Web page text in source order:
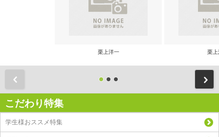
栗上洋一 栗上
こだわり特集
学生様おススメ特集